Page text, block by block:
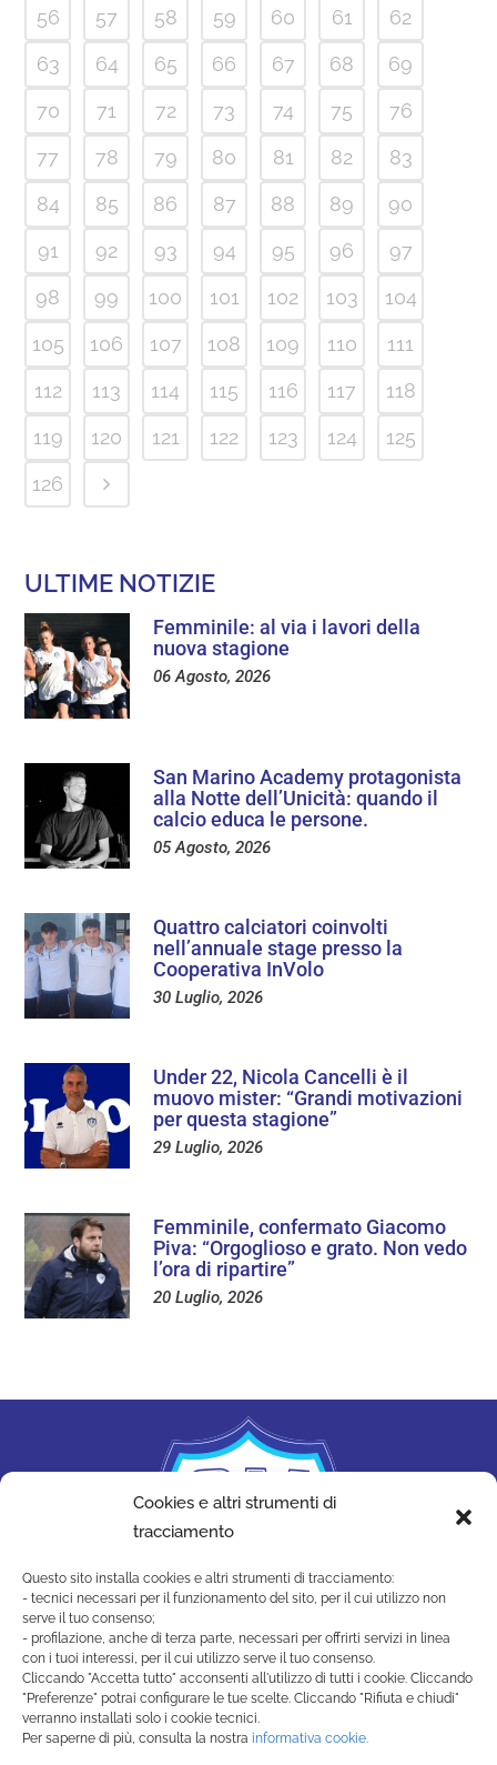
Cookies e altri strumenti di
tracciamento
Questo sito installa cookies e altri strumenti di tracciamento:
- tecnici necessari per il funzionamento del sito, per il cui utilizzo non
serve il tuo consenso;
- profilazione, anche di terza parte, necessari per offrirti servizi in linea
con i tuoi interessi, per il cui utilizzo serve il tuo consenso.
Cliccando "Accetta tutto" acconsenti all'utilizzo di tutti i cookie. Cliccando
"Preferenze" potrai configurare le tue scelte. Cliccando "Rifiuta e chiudi"
verranno installati solo i cookie tecnici.
Per saperne di più, consulta la nostra informativa cookie.
56
57 58 59 60 61
62
63
64 65 66 67 68
69
70
71 72 73 74 75
76
77
78 79 80 81 82
83
84
85 86 87 88 89
90
91
92 93 94 95 96
97
98
99 100 101 102 103
104
105
106 107 108 109 110
111
112
113 114 115 116 117
118
119
120 121 122 123 124
125
126
ULTIME NOTIZIE
Femminile: al via i lavori della
nuova stagione
06 Agosto, 2026
San Marino Academy protagonista
alla Notte dell’Unicità: quando il
calcio educa le persone.
05 Agosto, 2026
Quattro calciatori coinvolti
nell’annuale stage presso la
Cooperativa InVolo
30 Luglio, 2026
Under 22, Nicola Cancelli è il
muovo mister: “Grandi motivazioni
per questa stagione”
29 Luglio, 2026
Femminile, confermato Giacomo
Piva: “Orgoglioso e grato. Non vedo
l’ora di ripartire”
20 Luglio, 2026
SAN MARINO ACADEMY
Strada di Montecchio, 17 47890